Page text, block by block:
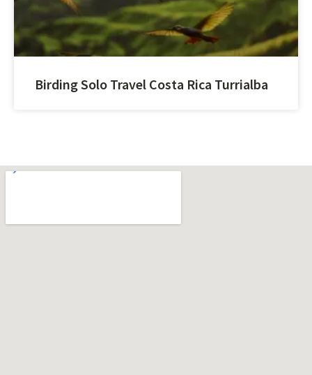
Birding Solo Travel Costa Rica Turrialba